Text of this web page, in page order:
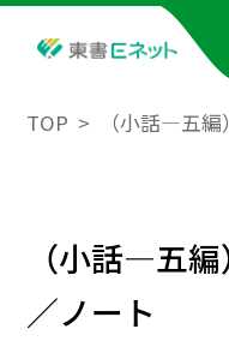
TOP （小話―五
（小話―五
／ノート